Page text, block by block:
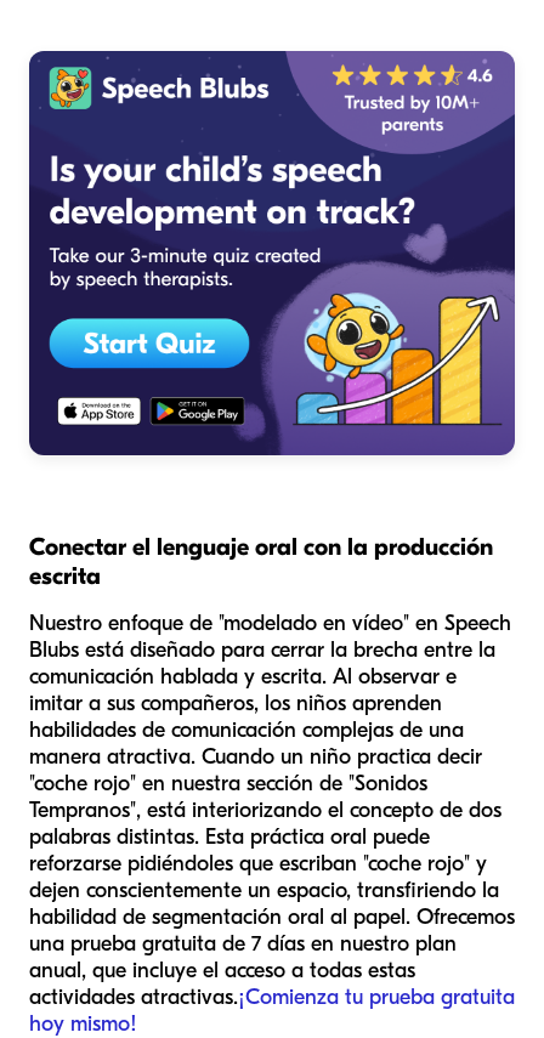
Conectar el lenguaje oral con la producción
escrita
Nuestro enfoque de "modelado en vídeo" en Speech
Blubs está diseñado para cerrar la brecha entre la
comunicación hablada y escrita. Al observar e
imitar a sus compañeros, los niños aprenden
habilidades de comunicación complejas de una
manera atractiva. Cuando un niño practica decir
"coche rojo" en nuestra sección de "Sonidos
Tempranos", está interiorizando el concepto de dos
palabras distintas. Esta práctica oral puede
reforzarse pidiéndoles que escriban "coche rojo" y
dejen conscientemente un espacio, transfiriendo la
habilidad de segmentación oral al papel. Ofrecemos
una prueba gratuita de 7 días en nuestro plan
anual, que incluye el acceso a todas estas
actividades atractivas.¡Comienza tu prueba gratuita
hoy mismo!